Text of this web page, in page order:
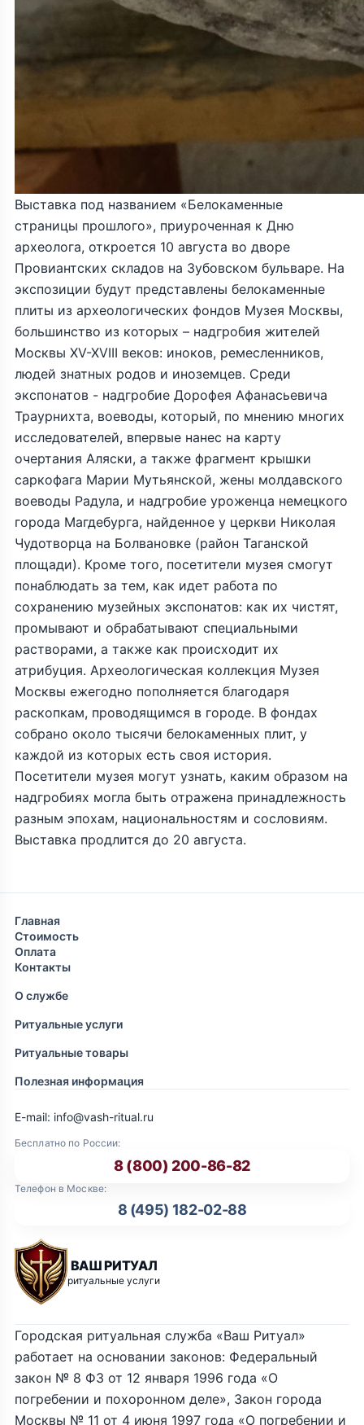
Выставка под названием «Белокаменные
страницы прошлого», приуроченная к Дню
археолога, откроется 10 августа во дворе
Провиантских складов на Зубовском бульваре. На
экспозиции будут представлены белокаменные
плиты из археологических фондов Музея Москвы,
большинство из которых – надгробия жителей
Москвы XV-XVIII веков: иноков, ремесленников,
людей знатных родов и иноземцев. Среди
экспонатов - надгробие Дорофея Афанасьевича
Траурнихта, воеводы, который, по мнению многих
исследователей, впервые нанес на карту
очертания Аляски, а также фрагмент крышки
саркофага Марии Мутьянской, жены молдавского
воеводы Радула, и надгробие уроженца немецкого
города Магдебурга, найденное у церкви Николая
Чудотворца на Болвановке (район Таганской
площади). Кроме того, посетители музея смогут
понаблюдать за тем, как идет работа по
сохранению музейных экспонатов: как их чистят,
промывают и обрабатывают специальными
растворами, а также как происходит их
атрибуция. Археологическая коллекция Музея
Москвы ежегодно пополняется благодаря
раскопкам, проводящимся в городе. В фондах
собрано около тысячи белокаменных плит, у
каждой из которых есть своя история.
Посетители музея могут узнать, каким образом на
надгробиях могла быть отражена принадлежность
разным эпохам, национальностям и сословиям.
Выставка продлится до 20 августа.
Главная
Стоимость
Оплата
Контакты
О службе
Ритуальные услуги
Ритуальные товары
Полезная информация
ВАШ РИТУАЛ
ритуальные услуги
Бесплатно по России:
8 (800) 200-86-82
Телефон в Москве:
8 (495) 182-02-88
E-mail: info@vash-ritual.ru
Городская ритуальная служба «Ваш Ритуал»
работает на основании законов: Федеральный
закон № 8 ФЗ от 12 января 1996 года «О
погребении и похоронном деле», Закон города
Москвы № 11 от 4 июня 1997 года «О погребении и